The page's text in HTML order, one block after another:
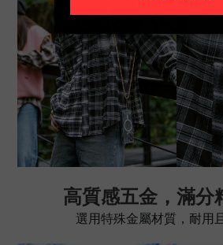
高質感五金，滿分
選用特殊金屬材質，耐用